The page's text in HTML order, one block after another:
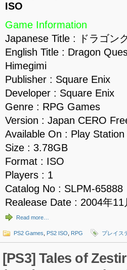
ISO
Game Information
Japanese Title : ドラゴン
English Title : Dragon
Himegimi
Publisher : Square Enix
Developer : Square Enix
Genre : RPG Games
Version : Japan CERO
Available On : Play
Size : 3.78GB
Format : ISO
Players : 1
Catalog No : SLPM-65888
Realease Date : 2004年11
Read more…
PS2 Games PS2 ISO RPG プレイス
[PS3] Tales of